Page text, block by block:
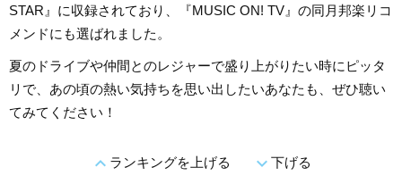
STAR』に収録されており、『MUSIC ON! TV』の同月邦楽リコ
メンドにも選ばれました。
夏のドライブや仲間とのレジャーで盛り上がりたい時にピッタ
リで、あの頃の熱い気持ちを思い出したいあなたも、ぜひ聴い
てみてください！
expand_lessランキングを上げる expand_more下げる